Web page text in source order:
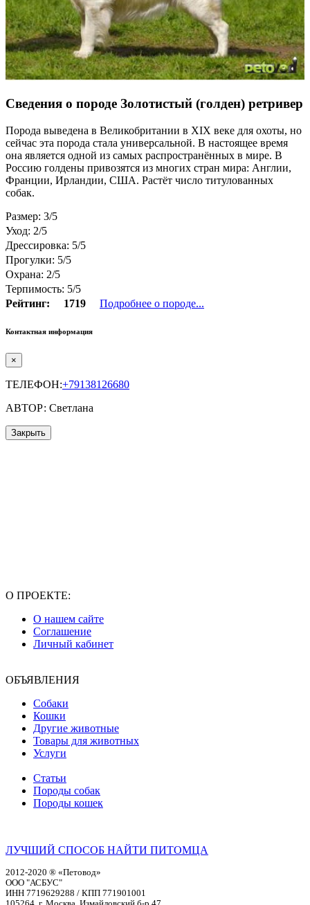
Сведения о породе Золотистый (голден) ретривер
Порода выведена в Великобритании в XIX веке для охоты, но
сейчас эта порода стала универсальной. В настоящее время
она является одной из самых распространённых в мире. В
Россию голдены привозятся из многих стран мира: Англии,
Франции, Ирландии, США. Растёт число титулованных
собак.
Размер: 3/5
Уход: 2/5
Дрессировка: 5/5
Прогулки: 5/5
Охрана: 2/5
Терпимость: 5/5
Рейтинг:
1719 Подробнее о породе...
Контактная информация
×
ТЕЛЕФОН:+79138126680
АВТОР: Светлана
Закрыть
О ПРОЕКТЕ:
О нашем сайте
Соглашение
Личный кабинет
ОБЪЯВЛЕНИЯ
Собаки
Кошки
Другие животные
Товары для животных
Услуги
Статьи
Породы собак
Породы кошек
ЛУЧШИЙ СПОСОБ НАЙТИ ПИТОМЦА
2012-2020 ® «Петовод»
ООО "АСБУС"
ИНН 7719629288 / КПП 771901001